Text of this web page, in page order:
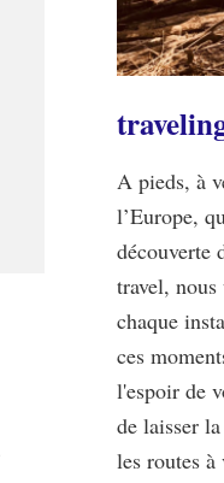
A pieds, à
l’Europe,
découverte
travel,
chaque
ces
l'espoir de
de laisser
les routes à